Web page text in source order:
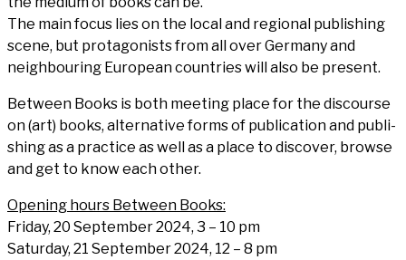
The main focus lies on the local and regio­nal publi­shing
sce­ne, but prot­ago­nists from all over Ger­ma­ny and
neigh­bou­ring Euro­pean count­ries will also be present.
Bet­ween Books is both mee­ting place for the dis­cour­se
on (art) books, alter­na­ti­ve forms of publi­ca­ti­on and publi­
shing as a prac­ti­ce as well as a place to dis­co­ver, brow­se
and get to know each other.
Ope­ning hours Bet­ween Books:
Fri­day, 20 Sep­tem­ber 2024, 3 – 10 pm
Satur­day, 21 Sep­tem­ber 2024, 12 – 8 pm